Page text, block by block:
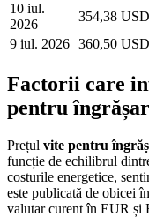
10 iul.
2026
354,38 USD
9 iul. 2026 360,50 USD
Factorii care
pentru
Prețul vite pentru
funcție de echilibrul
costurile energetice,
este publicată de obicei în
valutar curent în EUR și